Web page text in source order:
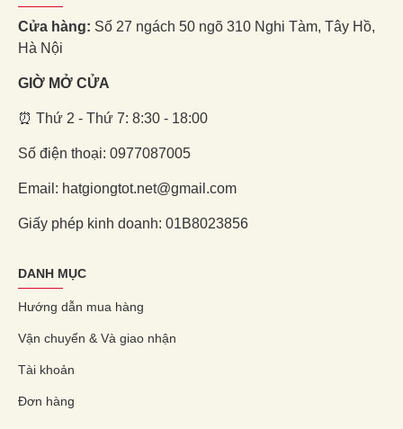
Cửa hàng: Số 27 ngách 50 ngõ 310 Nghi Tàm, Tây Hồ,
Hà Nội
GIỜ MỞ CỬA
⏰ Thứ 2 - Thứ 7: 8:30 - 18:00
Số điện thoại: 0977087005
Email: hatgiongtot.net@gmail.com
Giấy phép kinh doanh: 01B8023856
DANH MỤC
Hướng dẫn mua hàng
Vận chuyển & Và giao nhận
Tài khoản
Đơn hàng